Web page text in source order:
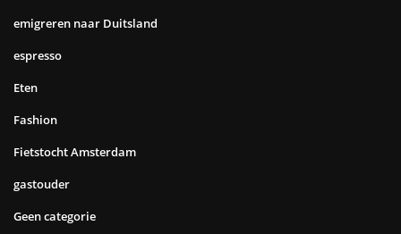
emigreren naar Duitsland
espresso
Eten
Fashion
Fietstocht Amsterdam
gastouder
Geen categorie